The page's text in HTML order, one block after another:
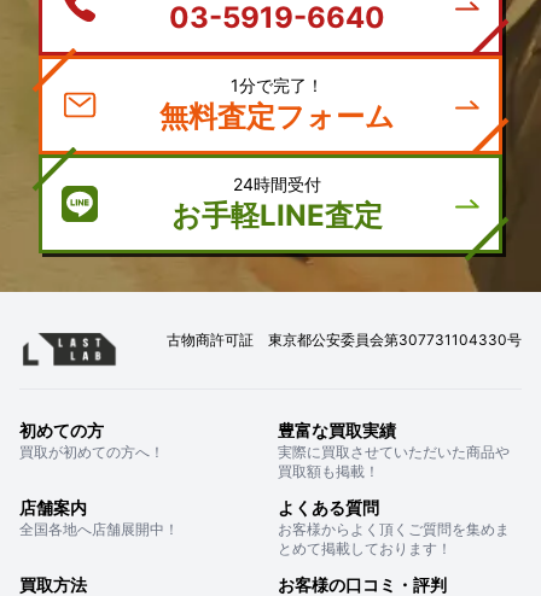
03-5919-6640
1分で完了！
無料査定フォーム
24時間受付
お手軽LINE査定
古物商許可証 東京都公安委員会第307731104330号
初めての方
買取が初めての方へ！
豊富な買取実績
実際に買取させていただいた商品や
買取額も掲載！
店舗案内
全国各地へ店舗展開中！
よくある質問
お客様からよく頂くご質問を集めま
とめて掲載しております！
買取方法 お客様の口コミ・評判